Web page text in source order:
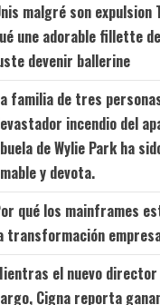
malgré son expulsion
une adorable fillette
devenir ballerine
familia de tres
incendio del
de Wylie Park ha
y devota.
qué los mainframes
transformación
el nuevo
Cigna reporta